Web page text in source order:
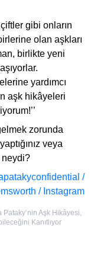
gibi onların
olan aşkları
birlikte yeni
yardımcı
aşk hikâyeleri
zorunda
veya
neydi?
/
/ Instagram
Aşk Hikâyesi,
Kanıtlıyor